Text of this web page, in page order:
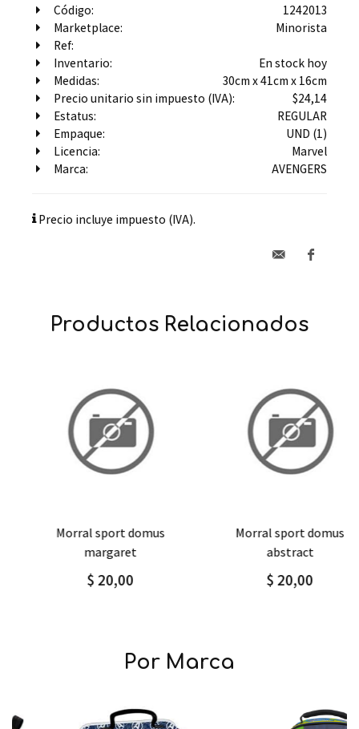
Código:
1242013
Marketplace:
Minorista
Ref:
Inventario:
En stock hoy
Medidas:
30cm x 41cm x 16cm
Precio unitario sin impuesto (IVA):
$24,14
Estatus:
REGULAR
Empaque:
UND (1)
Licencia:
Marvel
Marca:
AVENGERS
Precio incluye impuesto (IVA).
Productos Relacionados
Agregar Detalle
margaret
$ 20,00
Agregar Detalle
abstract
$ 20,00
Por Marca